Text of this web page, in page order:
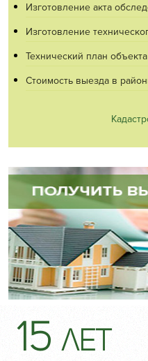
Изготовление акта
Изготовление
Технический план
Стоимость выезда в
15 лет